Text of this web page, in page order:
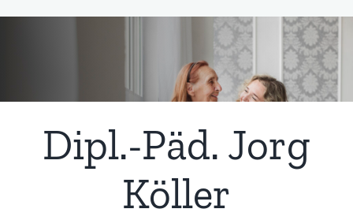
Dipl.-Päd. Jorg
Köller